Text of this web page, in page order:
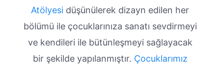
Atölyesi düşünülerek dizayn edilen her
bölümü ile çocuklarınıza sanatı sevdirmeyi
ve kendileri ile bütünleşmeyi sağlayacak
bir şekilde yapılanmıştır. Çocuklarımız